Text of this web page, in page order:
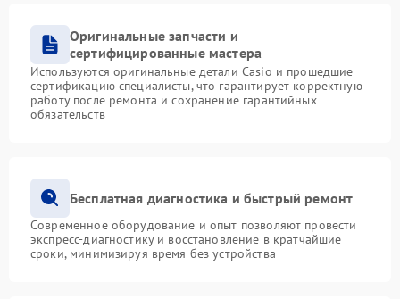
Оригинальные запчасти и
сертифицированные мастера
Используются оригинальные детали Casio и прошедшие
сертификацию специалисты, что гарантирует корректную
работу после ремонта и сохранение гарантийных
обязательств
Бесплатная диагностика и быстрый ремонт
Современное оборудование и опыт позволяют провести
экспресс-диагностику и восстановление в кратчайшие
сроки, минимизируя время без устройства